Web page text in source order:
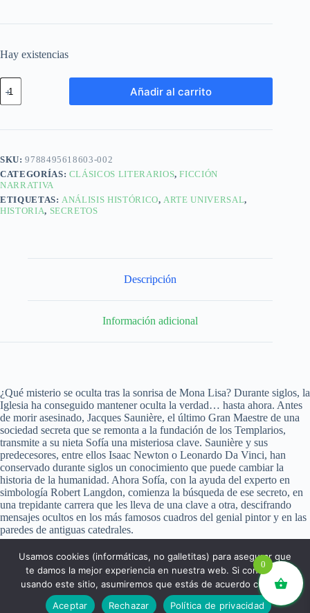
Hay existencias
Añadir al carrito
SKU:9788495618603-002
CATEGORÍAS: CLÁSICOS LITERARIOS,FICCIÓN
NARRATIVA
ETIQUETAS:ANÁLISIS HISTÓRICO,ARTE UNIVERSAL,
HISTORIA, SECRETOS
Descripción
Información adicional
¿Qué misterio se oculta tras la sonrisa de Mona Lisa? Durante siglos, la
Iglesia ha conseguido mantener oculta la verdad… hasta ahora. Antes
de morir asesinado, Jacques Saunière, el último Gran Maestre de una
sociedad secreta que se remonta a la fundación de los Templarios,
transmite a su nieta Sofía una misteriosa clave. Saunière y sus
predecesores, entre ellos Isaac Newton o Leonardo Da Vinci, han
conservado durante siglos un conocimiento que puede cambiar la
historia de la humanidad. Ahora Sofía, con la ayuda del experto en
simbología Robert Langdon, comienza la búsqueda de ese secreto, en
una trepidante carrera que les lleva de una clave a otra, descifrando
mensajes ocultos en los más famosos cuadros del genial pintor y en las
paredes de antiguas catedrales.
libros.eco © - Desde Barcelona para el mundo 💚 |
0
Usamos cookies (informáticas, no galletitas) para asegurar que
te damos la mejor experiencia en nuestra web. Si continúas
usando este sitio, asumiremos que estás de acuerdo con ello.
Aceptar
Rechazar Política de privacidad